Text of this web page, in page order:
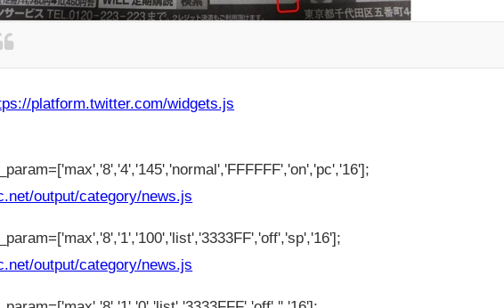
platform.twitter.com/widgets.js
output/category/news.js
output/category/news.js